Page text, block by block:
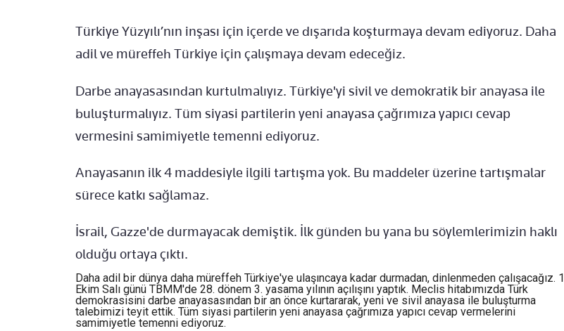
Türkiye Yüzyılı’nın inşası için içerde ve dışarıda koşturmaya devam ediyoruz. Daha
adil ve müreffeh Türkiye için çalışmaya devam edeceğiz.
Darbe anayasasından kurtulmalıyız. Türkiye'yi sivil ve demokratik bir anayasa ile
buluşturmalıyız. Tüm siyasi partilerin yeni anayasa çağrımıza yapıcı cevap
vermesini samimiyetle temenni ediyoruz.
Anayasanın ilk 4 maddesiyle ilgili tartışma yok. Bu maddeler üzerine tartışmalar
sürece katkı sağlamaz.
İsrail, Gazze'de durmayacak demiştik. İlk günden bu yana bu söylemlerimizin haklı
olduğu ortaya çıktı.
Daha adil bir dünya daha müreffeh Türkiye'ye ulaşıncaya kadar durmadan, dinlenmeden çalışacağız. 1
Ekim Salı günü TBMM'de 28. dönem 3. yasama yılının açılışını yaptık. Meclis hitabımızda Türk
demokrasisini darbe anayasasından bir an önce kurtararak, yeni ve sivil anayasa ile buluşturma
talebimizi teyit ettik. Tüm siyasi partilerin yeni anayasa çağrımıza yapıcı cevap vermelerini
samimiyetle temenni ediyoruz.